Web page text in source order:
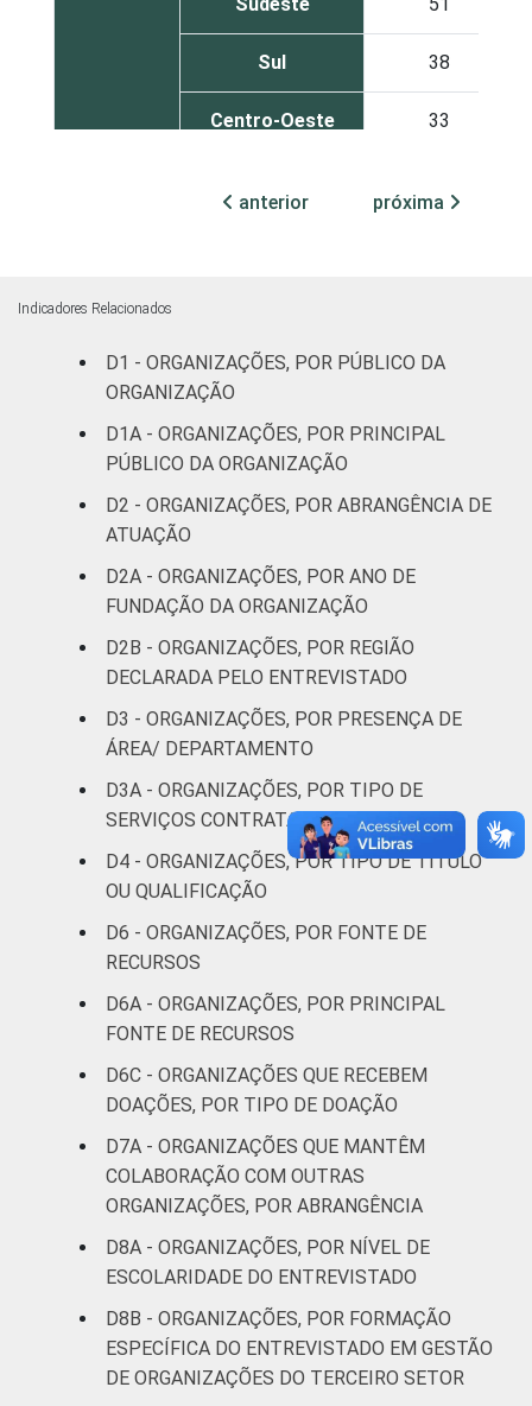
Sul 38
Centro-Oeste 33
patronais e
15
Educação e
Desenvolvimento
e defesa de
24
Religião
Saúde e
assistência
Habitação e
meio ambiente
Outros
Fonte: CGI.br/NIC.br, Centro Regional de
Estudos para o Desenvolvimento da
Sociedade da Informação (Cetic.br),
Pesquisa sobre o uso das tecnologias de
informação e comunicação nas organizações
sem fins lucrativos brasileiras - TIC
Organizações Sem Fins Lucrativos 2022.
anterior próxima
Indicadores Relacionados
D1 - ORGANIZAÇÕES, POR PÚBLICO DA
ORGANIZAÇÃO
D1A - ORGANIZAÇÕES, POR PRINCIPAL
PÚBLICO DA ORGANIZAÇÃO
D2 - ORGANIZAÇÕES, POR ABRANGÊNCIA DE
ATUAÇÃO
D2A - ORGANIZAÇÕES, POR ANO DE
FUNDAÇÃO DA ORGANIZAÇÃO
D2B - ORGANIZAÇÕES, POR REGIÃO
DECLARADA PELO ENTREVISTADO
D3 - ORGANIZAÇÕES, POR PRESENÇA DE
ÁREA/ DEPARTAMENTO
D3A - ORGANIZAÇÕES, POR TIPO DE
SERVIÇOS CONTRATADOS
D4 - ORGANIZAÇÕES, POR TIPO DE TÍTULO
OU QUALIFICAÇÃO
D6 - ORGANIZAÇÕES, POR FONTE DE
RECURSOS
D6A - ORGANIZAÇÕES, POR PRINCIPAL
FONTE DE RECURSOS
D6C - ORGANIZAÇÕES QUE RECEBEM
DOAÇÕES, POR TIPO DE DOAÇÃO
D7A - ORGANIZAÇÕES QUE MANTÊM
COLABORAÇÃO COM OUTRAS
ORGANIZAÇÕES, POR ABRANGÊNCIA
D8A - ORGANIZAÇÕES, POR NÍVEL DE
ESCOLARIDADE DO ENTREVISTADO
D8B - ORGANIZAÇÕES, POR FORMAÇÃO
ESPECÍFICA DO ENTREVISTADO EM GESTÃO
DE ORGANIZAÇÕES DO TERCEIRO SETOR